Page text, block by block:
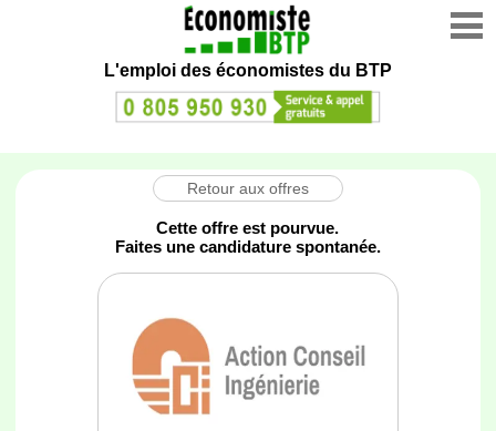
L'emploi des économistes du BTP
Retour aux offres
Cette offre est pourvue.
Faites une candidature spontanée.